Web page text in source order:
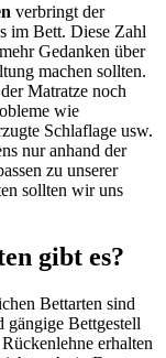
verbringt der
im Bett. Diese Zahl
Gedanken über
machen sollten.
Matratze noch
wie
Schlaflage usw.
nur anhand der
zu unserer
sollten wir uns
gibt es?
Bettarten sind
gängige Bettgestell
erhalten